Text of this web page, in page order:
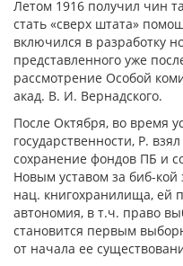
Летом 1916 получил чин
стать «сверх штата»
включился в разработку
представленного уже
рассмотрение Особой
акад. В. И. Вернадского.
После Октября, во время
государственности, Р.
сохранение фондов ПБ и
Новым уставом за биб-кой
нац. книгохранилища, ей
автономия, в т.ч. право
становится первым
от начала ее